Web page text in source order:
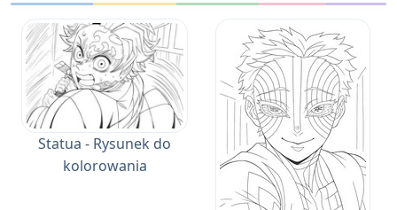
Statua - Rysunek do
kolorowania